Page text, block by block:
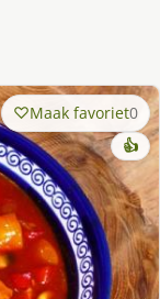
Maak favoriet0
👍